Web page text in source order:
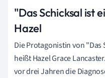
"Das Schicksal ist
Hazel
Die Protagonistin von
heißt Hazel Grace
vor drei Jahren die